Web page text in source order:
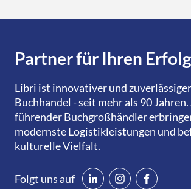
Partner für Ihren
Libri ist innovativer und
Buchhandel - seit mehr als 90 Jahren.
führender Buchgroßhändler
modernste Logistikleistungen und
kulturelle Vielfalt.
Folgt uns auf